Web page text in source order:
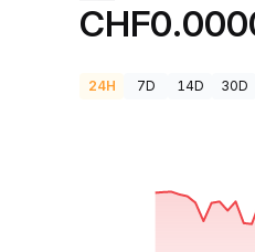
24H 7D 14D 30D